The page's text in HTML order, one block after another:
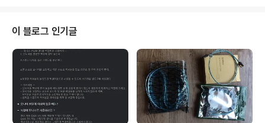
이 블로그 인기글